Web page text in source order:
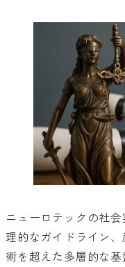
ニューロテックの社
理的なガイドライン
術を超えた多層的な基